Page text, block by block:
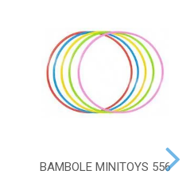
BAMBOLE MINITOYS 556